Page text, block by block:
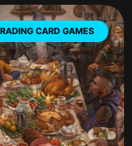
CARD GAMES